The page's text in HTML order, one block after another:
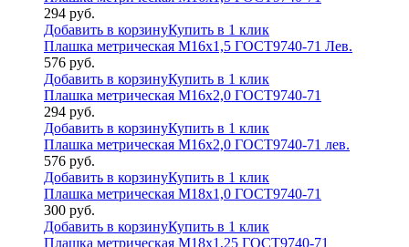
294 руб.
Добавить в корзинуКупить в 1 клик
Плашка метрическая М16х1,5 ГОСТ9740-71 Лев.
576 руб.
Добавить в корзинуКупить в 1 клик
Плашка метрическая М16х2,0 ГОСТ9740-71
294 руб.
Добавить в корзинуКупить в 1 клик
Плашка метрическая М16х2,0 ГОСТ9740-71 лев.
576 руб.
Добавить в корзинуКупить в 1 клик
Плашка метрическая М18х1,0 ГОСТ9740-71
300 руб.
Добавить в корзинуКупить в 1 клик
Плашка метрическая М18х1,25 ГОСТ9740-71